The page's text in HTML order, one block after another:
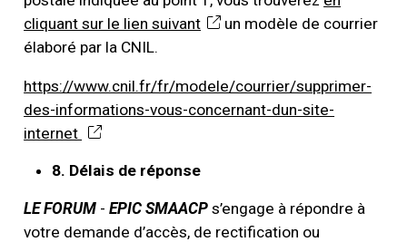
cliquant sur le lien suivant
un modèle de courrier
élaboré par la CNIL.
https://www.cnil.fr/fr/modele/courrier/supprimer-
des-informations-vous-concernant-dun-site-
internet
8. Délais de réponse
LE FORUM -EPIC SMAACPs’engage à répondre à
votre demande d’accès, de rectification ou